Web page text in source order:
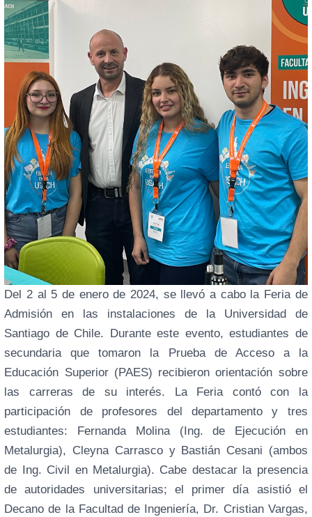
Del 2 al 5 de enero de 2024, se llevó a cabo la Feria de
Admisión en las instalaciones de la Universidad de
Santiago de Chile. Durante este evento, estudiantes de
secundaria que tomaron la Prueba de Acceso a la
Educación Superior (PAES) recibieron orientación sobre
las carreras de su interés. La Feria contó con la
participación de profesores del departamento y tres
estudiantes: Fernanda Molina (Ing. de Ejecución en
Metalurgia), Cleyna Carrasco y Bastián Cesani (ambos
de Ing. Civil en Metalurgia). Cabe destacar la presencia
de autoridades universitarias; el primer día asistió el
Decano de la Facultad de Ingeniería, Dr. Cristian Vargas,